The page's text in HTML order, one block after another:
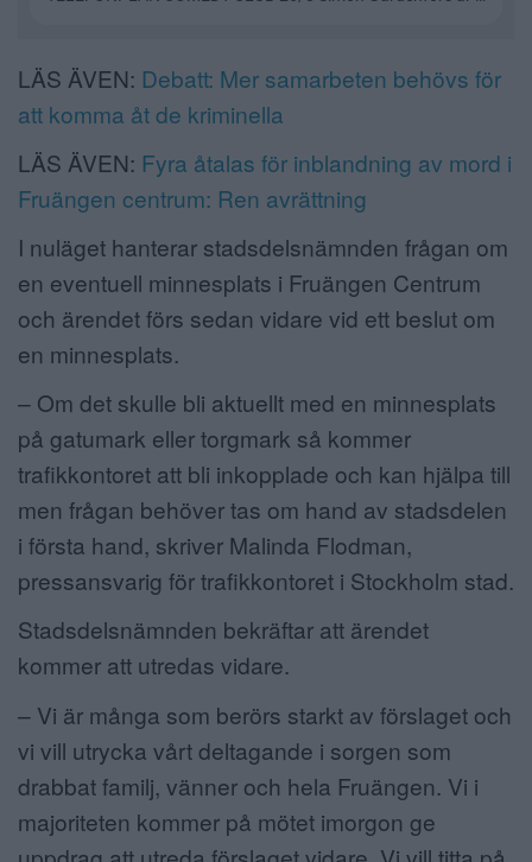
LÄS ÄVEN: Debatt: Mer samarbeten behövs för
att komma åt de kriminella
LÄS ÄVEN: Fyra åtalas för inblandning av mord i
Fruängen centrum: Ren avrättning
I nuläget hanterar stadsdelsnämnden frågan om
en eventuell minnesplats i Fruängen Centrum
och ärendet förs sedan vidare vid ett beslut om
en minnesplats.
– Om det skulle bli aktuellt med en minnesplats
på gatumark eller torgmark så kommer
trafikkontoret att bli inkopplade och kan hjälpa till
men frågan behöver tas om hand av stadsdelen
i första hand, skriver Malinda Flodman,
pressansvarig för trafikkontoret i Stockholm stad.
Stadsdelsnämnden bekräftar att ärendet
kommer att utredas vidare.
– Vi är många som berörs starkt av förslaget och
vi vill utrycka vårt deltagande i sorgen som
drabbat familj, vänner och hela Fruängen. Vi i
majoriteten kommer på mötet imorgon ge